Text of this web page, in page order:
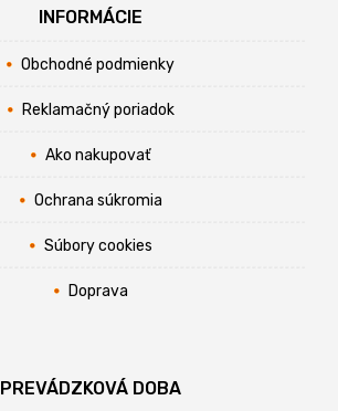
INFORMÁCIE
Obchodné podmienky
Reklamačný poriadok
Ako nakupovať
Ochrana súkromia
Súbory cookies
Doprava
PREVÁDZKOVÁ DOBA